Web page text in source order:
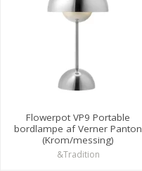
Flowerpot VP9 Portable
bordlampe af Verner Panton
(Krom/messing)
&Tradition